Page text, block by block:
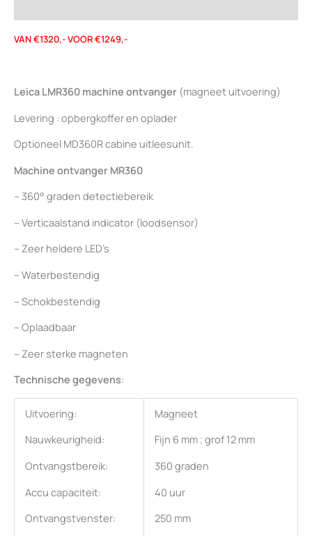
VAN €1320,- VOOR €1249,-
Leica LMR360 machine ontvanger (magneet uitvoering)
Levering : opbergkoffer en oplader
Optioneel MD360R cabine uitleesunit.
Machine ontvanger MR360
– 360° graden detectiebereik
– Verticaalstand indicator (loodsensor)
– Zeer heldere LED’s
– Waterbestendig
– Schokbestendig
– Oplaadbaar
– Zeer sterke magneten
Technische gegevens:
Uitvoering:
Nauwkeurigheid:
Ontvangstbereik:
Accu capaciteit:
Ontvangstvenster:
Magneet
Fijn 6 mm ; grof 12 mm
360 graden
40 uur
250 mm